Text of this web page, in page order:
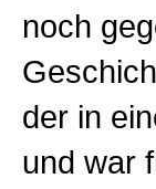
noch
der in
und war